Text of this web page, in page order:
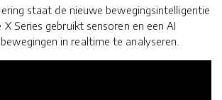
staat de nieuwe bewegingsintelligentie
X Series gebruikt sensoren en een AI
in realtime te analyseren.